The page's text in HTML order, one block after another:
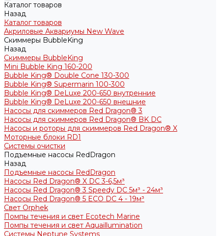
Каталог товаров
Назад
Каталог товаров
Акриловые Аквариумы New Wave
Скиммеры BubbleKing
Назад
Скиммеры BubbleKing
Mini Bubble King 160-200
Bubble King® Double Cone 130-300
Bubble King® Supermarin 100-300
Bubble King® DeLuxe 200-650 внутренние
Bubble King® DeLuxe 200-650 внешние
Насосы для скиммеров Red Dragon® 3
Насосы для скиммеров Red Dragon® BK DC
Насосы и роторы для скиммеров Red Dragon® X
Моторные блоки RD1
Системы очистки
Подъемные насосы RedDragon
Назад
Подъемные насосы RedDragon
Насосы Red Dragon® X DC 3-6,5м³
Насосы Red Dragon® 3 Speedy DC 5м³ - 24м³
Насосы Red Dragon® 5 ECO DC 4 - 19м³
Свет Orphek
Помпы течения и свет Ecotech Marine
Помпы течения и свет Aquaillumination
Системы Neptune Systems